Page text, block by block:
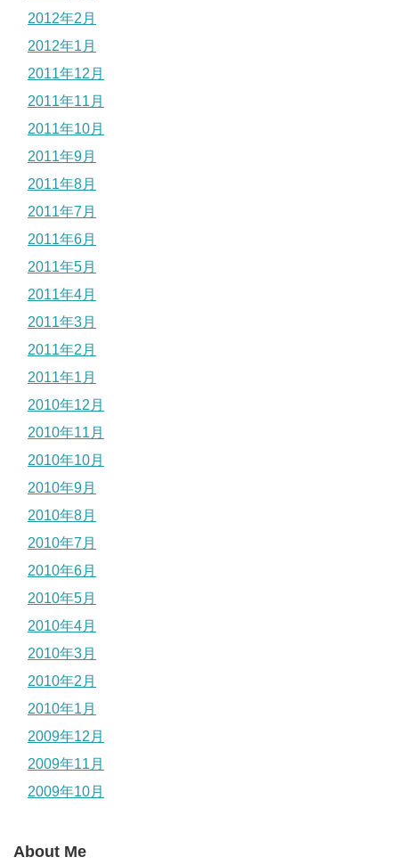
2012年2月
2012年1月
2011年12月
2011年11月
2011年10月
2011年9月
2011年8月
2011年7月
2011年6月
2011年5月
2011年4月
2011年3月
2011年2月
2011年1月
2010年12月
2010年11月
2010年10月
2010年9月
2010年8月
2010年7月
2010年6月
2010年5月
2010年4月
2010年3月
2010年2月
2010年1月
2009年12月
2009年11月
2009年10月
About Me